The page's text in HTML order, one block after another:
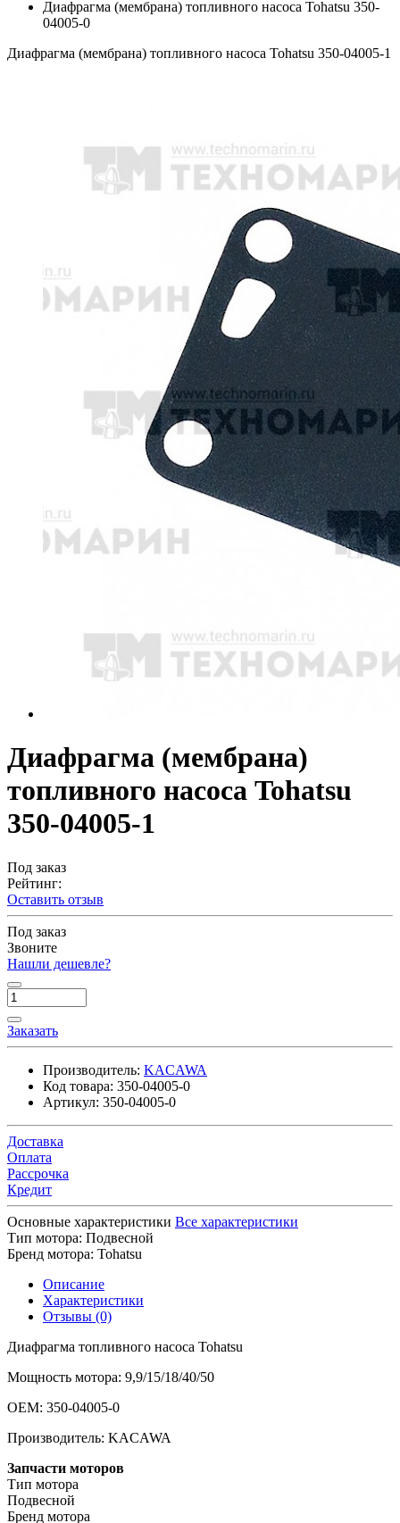
Диафрагма (мембрана) топливного насоса Tohatsu 350-
04005-0
Диафрагма (мембрана) топливного насоса Tohatsu 350-04005-1
Диафрагма (мембрана)
топливного насоса Tohatsu
350-04005-1
Под заказ
Рейтинг:
Оставить отзыв
Под заказ
Звоните
Нашли дешевле?
Заказать
Производитель: KACAWA
Код товара: 350-04005-0
Артикул: 350-04005-0
Доставка
Оплата
Рассрочка
Кредит
Основные характеристики Все характеристики
Тип мотора: Подвесной
Бренд мотора: Tohatsu
Описание
Характеристики
Отзывы (0)
Диафрагма топливного насоса Tohatsu
Мощность мотора: 9,9/15/18/40/50
OEM: 350-04005-0
Производитель: KACAWA
Запчасти моторов
Тип мотора
Подвесной
Бренд мотора